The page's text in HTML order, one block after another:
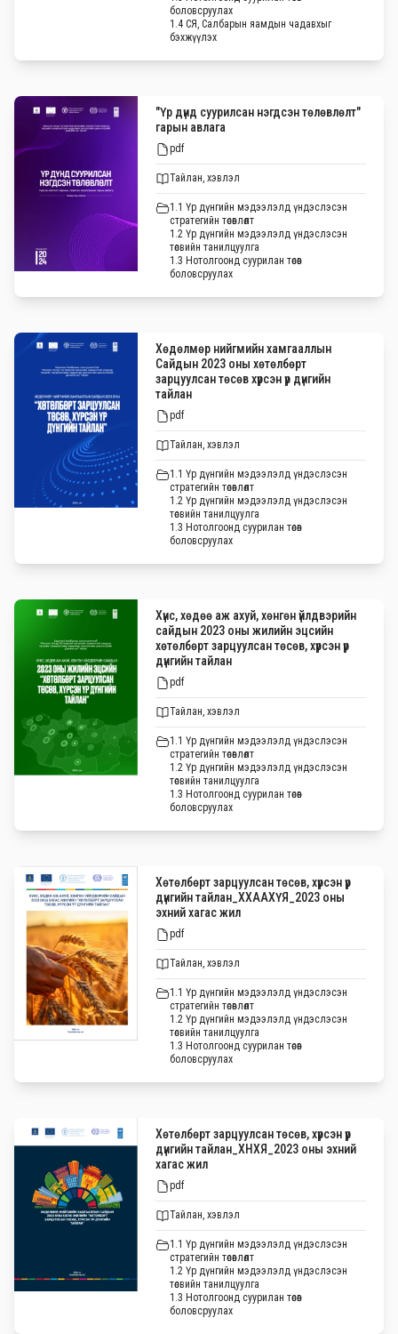
боловсруулах
1.4 СЯ, Салбарын яамдын чадавхыг
бэхжүүлэх
"Үр дүнд суурилсан нэгдсэн төлөвлөлт"
гарын авлага
pdf
Тайлан, хэвлэл
1.1 Үр дүнгийн мэдээлэлд үндэслэсэн
стратегийн төсөвлөлт
1.2 Үр дүнгийн мэдээлэлд үндэслэсэн
төсвийн танилцуулга
1.3 Нотолгоонд суурилан төсөв
боловсруулах
Хөдөлмөр нийгмийн хамгааллын
Сайдын 2023 оны хөтөлбөрт
зарцуулсан төсөв хүрсэн үр дүнгийн
тайлан
pdf
Тайлан, хэвлэл
1.1 Үр дүнгийн мэдээлэлд үндэслэсэн
стратегийн төсөвлөлт
1.2 Үр дүнгийн мэдээлэлд үндэслэсэн
төсвийн танилцуулга
1.3 Нотолгоонд суурилан төсөв
боловсруулах
Хүнс, хөдөө аж ахуй, хөнгөн үйлдвэрийн
сайдын 2023 оны жилийн эцсийн
хөтөлбөрт зарцуулсан төсөв, хүрсэн үр
дүнгийн тайлан
pdf
Тайлан, хэвлэл
1.1 Үр дүнгийн мэдээлэлд үндэслэсэн
стратегийн төсөвлөлт
1.2 Үр дүнгийн мэдээлэлд үндэслэсэн
төсвийн танилцуулга
1.3 Нотолгоонд суурилан төсөв
боловсруулах
Хөтөлбөрт зарцуулсан төсөв, хүрсэн үр
дүнгийн тайлан_ХХААХҮЯ_2023 оны
эхний хагас жил
pdf
Тайлан, хэвлэл
1.1 Үр дүнгийн мэдээлэлд үндэслэсэн
стратегийн төсөвлөлт
1.2 Үр дүнгийн мэдээлэлд үндэслэсэн
төсвийн танилцуулга
1.3 Нотолгоонд суурилан төсөв
боловсруулах
Хөтөлбөрт зарцуулсан төсөв, хүрсэн үр
дүнгийн тайлан_ХНХЯ_2023 оны эхний
хагас жил
pdf
Тайлан, хэвлэл
1.1 Үр дүнгийн мэдээлэлд үндэслэсэн
стратегийн төсөвлөлт
1.2 Үр дүнгийн мэдээлэлд үндэслэсэн
төсвийн танилцуулга
1.3 Нотолгоонд суурилан төсөв
боловсруулах